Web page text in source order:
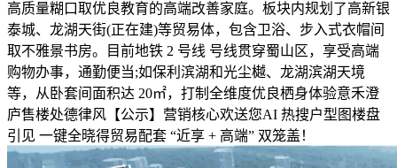
高质量糊口取优良教育的高端改善家庭。板块内规划了高新银
泰城、龙湖天街(正在建)等贸易体，包含卫浴、步入式衣帽间
取不雅景书房。目前地铁 2 号线 号线贯穿蜀山区，享受高端
购物办事，通勤便当;如保利滨湖和光尘樾、龙湖滨湖天境
等，从卧套间面积达 20㎡，打制全维度优良栖身体验意禾澄
庐售楼处德律风【公示】营销核心欢送您AI 热搜户型图楼盘
引见 一键全晓得贸易配套 “近享 + 高端” 双笼盖！